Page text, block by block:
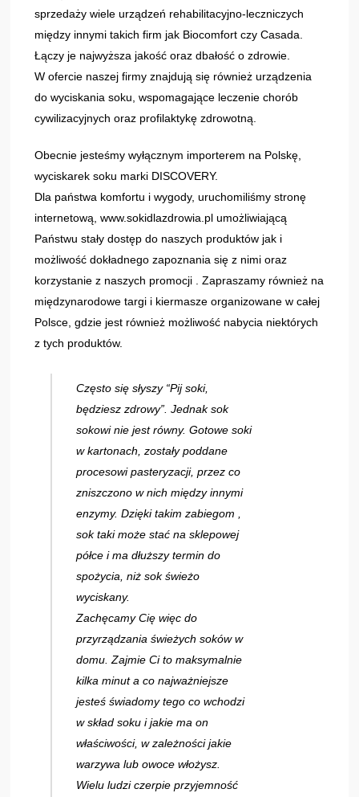
sprzedaży wiele urządzeń rehabilitacyjno-leczniczych
między innymi takich firm jak Biocomfort czy Casada.
Łączy je najwyższa jakość oraz dbałość o zdrowie.
W ofercie naszej firmy znajdują się również urządzenia
do wyciskania soku, wspomagające leczenie chorób
cywilizacyjnych oraz profilaktykę zdrowotną.
Obecnie jesteśmy wyłącznym importerem na Polskę,
wyciskarek soku marki DISCOVERY.
Dla państwa komfortu i wygody, uruchomiliśmy stronę
internetową, www.sokidlazdrowia.pl umożliwiającą
Państwu stały dostęp do naszych produktów jak i
możliwość dokładnego zapoznania się z nimi oraz
korzystanie z naszych promocji . Zapraszamy również na
międzynarodowe targi i kiermasze organizowane w całej
Polsce, gdzie jest również możliwość nabycia niektórych
z tych produktów.
Często się słyszy “Pij soki,
będziesz zdrowy”. Jednak sok
sokowi nie jest równy. Gotowe soki
w kartonach, zostały poddane
procesowi pasteryzacji, przez co
zniszczono w nich między innymi
enzymy. Dzięki takim zabiegom ,
sok taki może stać na sklepowej
półce i ma dłuższy termin do
spożycia, niż sok świeżo
wyciskany.
Zachęcamy Cię więc do
przyrządzania świeżych soków w
domu. Zajmie Ci to maksymalnie
kilka minut a co najważniejsze
jesteś świadomy tego co wchodzi
w skład soku i jakie ma on
właściwości, w zależności jakie
warzywa lub owoce włożysz.
Wielu ludzi czerpie przyjemność